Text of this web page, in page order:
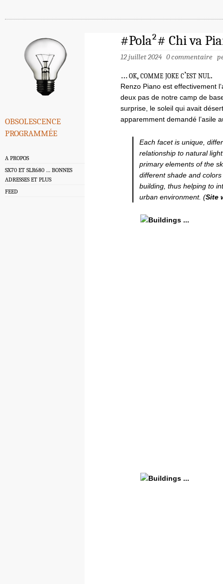
obsolescence
programmée
A PROPOS
SX70 ET SLR680 … BONNES
ADRESSES ET PLUS
FEED
#Pola²# Chi va
12 juillet 2024 0 commentaire
… ok, comme joke c’est nul.
Renzo Piano est effectivement
deux pas de notre camp de
surprise, le soleil qui avait
apparemment demandé l’asile
Each facet is unique,
relationship to natural
primary elements of the
different shade and
building, thus helping to
urban environment. (Site